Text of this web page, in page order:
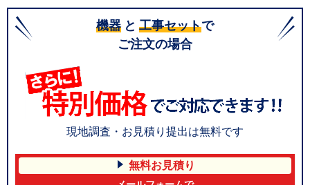
機器 と 工事セットで
ご注文の場合
現地調査・お見積り提出は無料です
無料お見積り